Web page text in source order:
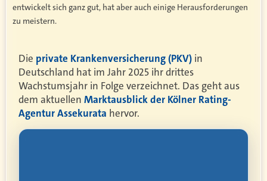
entwickelt sich ganz gut, hat aber auch einige Herausforderungen
zu meistern.
Die private Krankenversicherung (PKV) in
Deutschland hat im Jahr 2025 ihr drittes
Wachstumsjahr in Folge verzeichnet. Das geht aus
dem aktuellen Marktausblick der Kölner Rating-
Agentur Assekurata hervor.